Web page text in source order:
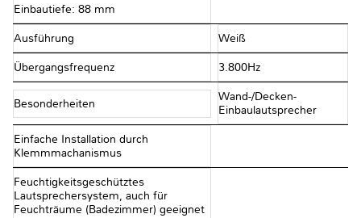
Einbautiefe: 88 mm
Ausführung Weiß
Übergangsfrequenz 3.800Hz
Besonderheiten
Wand-/Decken-
Einbaulautsprecher
Einfache Installation durch
Klemmmachanismus
Feuchtigkeitsgeschütztes
Lautsprechersystem, auch für
Feuchträume (Badezimmer) geeignet